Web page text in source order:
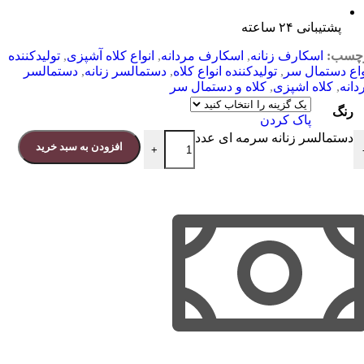
پشتیبانی ۲۴ ساعته
اسکارف زنانه, اسکارف مردانه, انواع کلاه آشپزی, تولیدکننده
دستمال سر , تولیدکننده انواع کلاه, دستمالسر زنانه, دستمالسر
, کلاه اشپزی, کلاه و دستمال سر
رنگ
پاک کردن
دستمالسر زنانه سرمه ای عدد
+ افزودن به سبد خرید